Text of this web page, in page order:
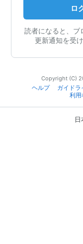
ロ
読者になると、ブ
更新通知を受
Copyright (C)
ヘルプ
ガイドラ
利用
日